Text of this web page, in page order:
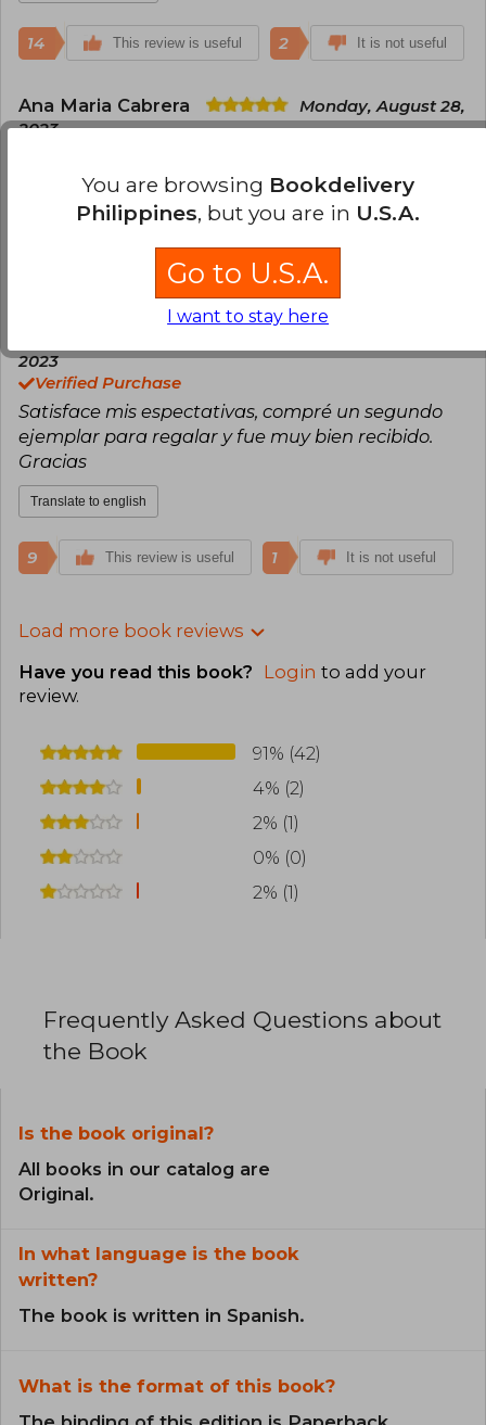
14 This review is useful 2 It is not useful
Ana Maria Cabrera
Monday, August 28,
2023
Excelente, texto de referencia
Translate to english
This review is useful 2
2023
Verified Purchase
Satisface mis espectativas, compré un segundo
ejemplar para regalar y fue muy bien recibido.
Gracias
Translate to english
9 This review is useful 1 It is not useful
Load more book reviews
Have you read this book? Login to add your
review.
91% (42)
4% (2)
2% (1)
0% (0)
2% (1)
Frequently Asked Questions about
the Book
Is the book original?
All books in our catalog are
Original.
In what language is the book
written?
The book is written in Spanish.
What is the format of this book?
You are browsing Bookdelivery
Philippines, but you are in U.S.A.
Go to U.S.A.
I want to stay here